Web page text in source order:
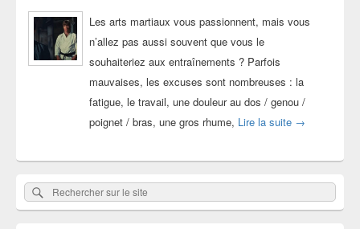
Les arts martiaux vous passionnent, mais vous
n’allez pas aussi souvent que vous le
souhaiteriez aux entraînements ? Parfois
mauvaises, les excuses sont nombreuses : la
fatigue, le travail, une douleur au dos / genou /
poignet / bras, une gros rhume, Lire la suite 10 raisons
→
Zone
principale
de
Rechercher :
Rechercher
sur